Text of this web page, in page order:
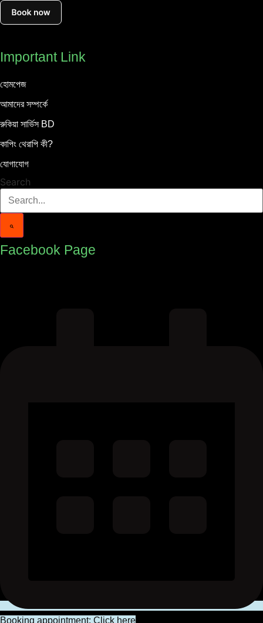
Important Link
হোমপেজ
আমাদের সম্পর্কে
রুকিয়া সার্ভিস BD
কাপিং থেরাপি কী?
যোগাযোগ
Search
Facebook Page
Booking appointment: Click here